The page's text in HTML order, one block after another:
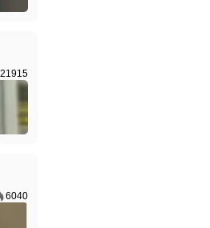
21915
6040